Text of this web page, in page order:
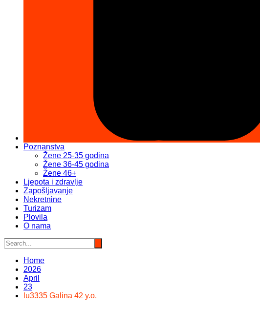
Poznanstva
Žene 25-35 godina
Žene 36-45 godina
Žene 46+
Ljepota i zdravlje
Zapošljavanje
Nekretnine
Turizam
Plovila
O nama
Home
2026
April
23
lu3335 Galina 42 y.o.